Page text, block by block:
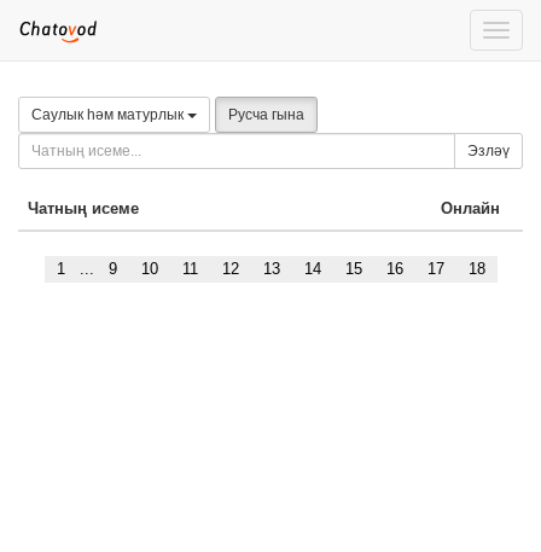
Toggle
Саулык һәм матурлык Русча гына
Эзләү
Чатның исеме Онлайн
1 ... 9 10 11 12 13 14 15 16 17 18